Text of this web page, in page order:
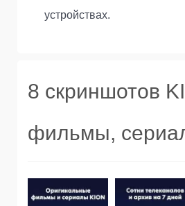
устройствах.
8 скриншотов
фильмы,